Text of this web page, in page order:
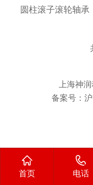
圆柱滚子滚轮轴承
上海神
备案号：
首页 电话